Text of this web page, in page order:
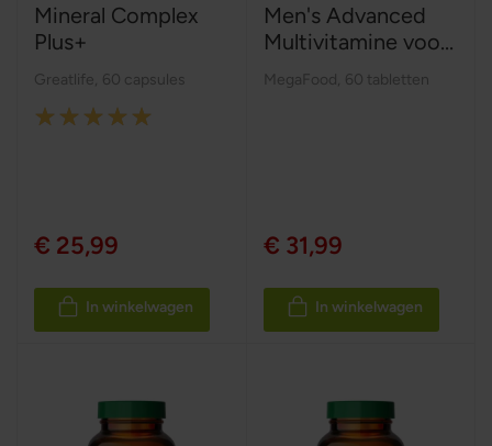
Mineral Complex
Plus+
Greatlife 60 capsules
Rating:
€ 25,99
In winkelwagen
Men's Advanced
Multivitamine voo...
MegaFood 60 tabletten
€ 31,99
In winkelwagen